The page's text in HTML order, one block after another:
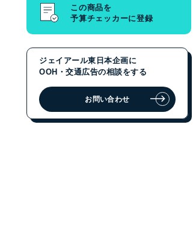
路線から探す
メディアの種類から探す
ジェイアール東日本企画に
OOH・交通広告の相談をする
この商品を
予算チェッカーに登録
ジェイアール東日本企画に
OOH・交通広告の相談をする
お問い合わせ